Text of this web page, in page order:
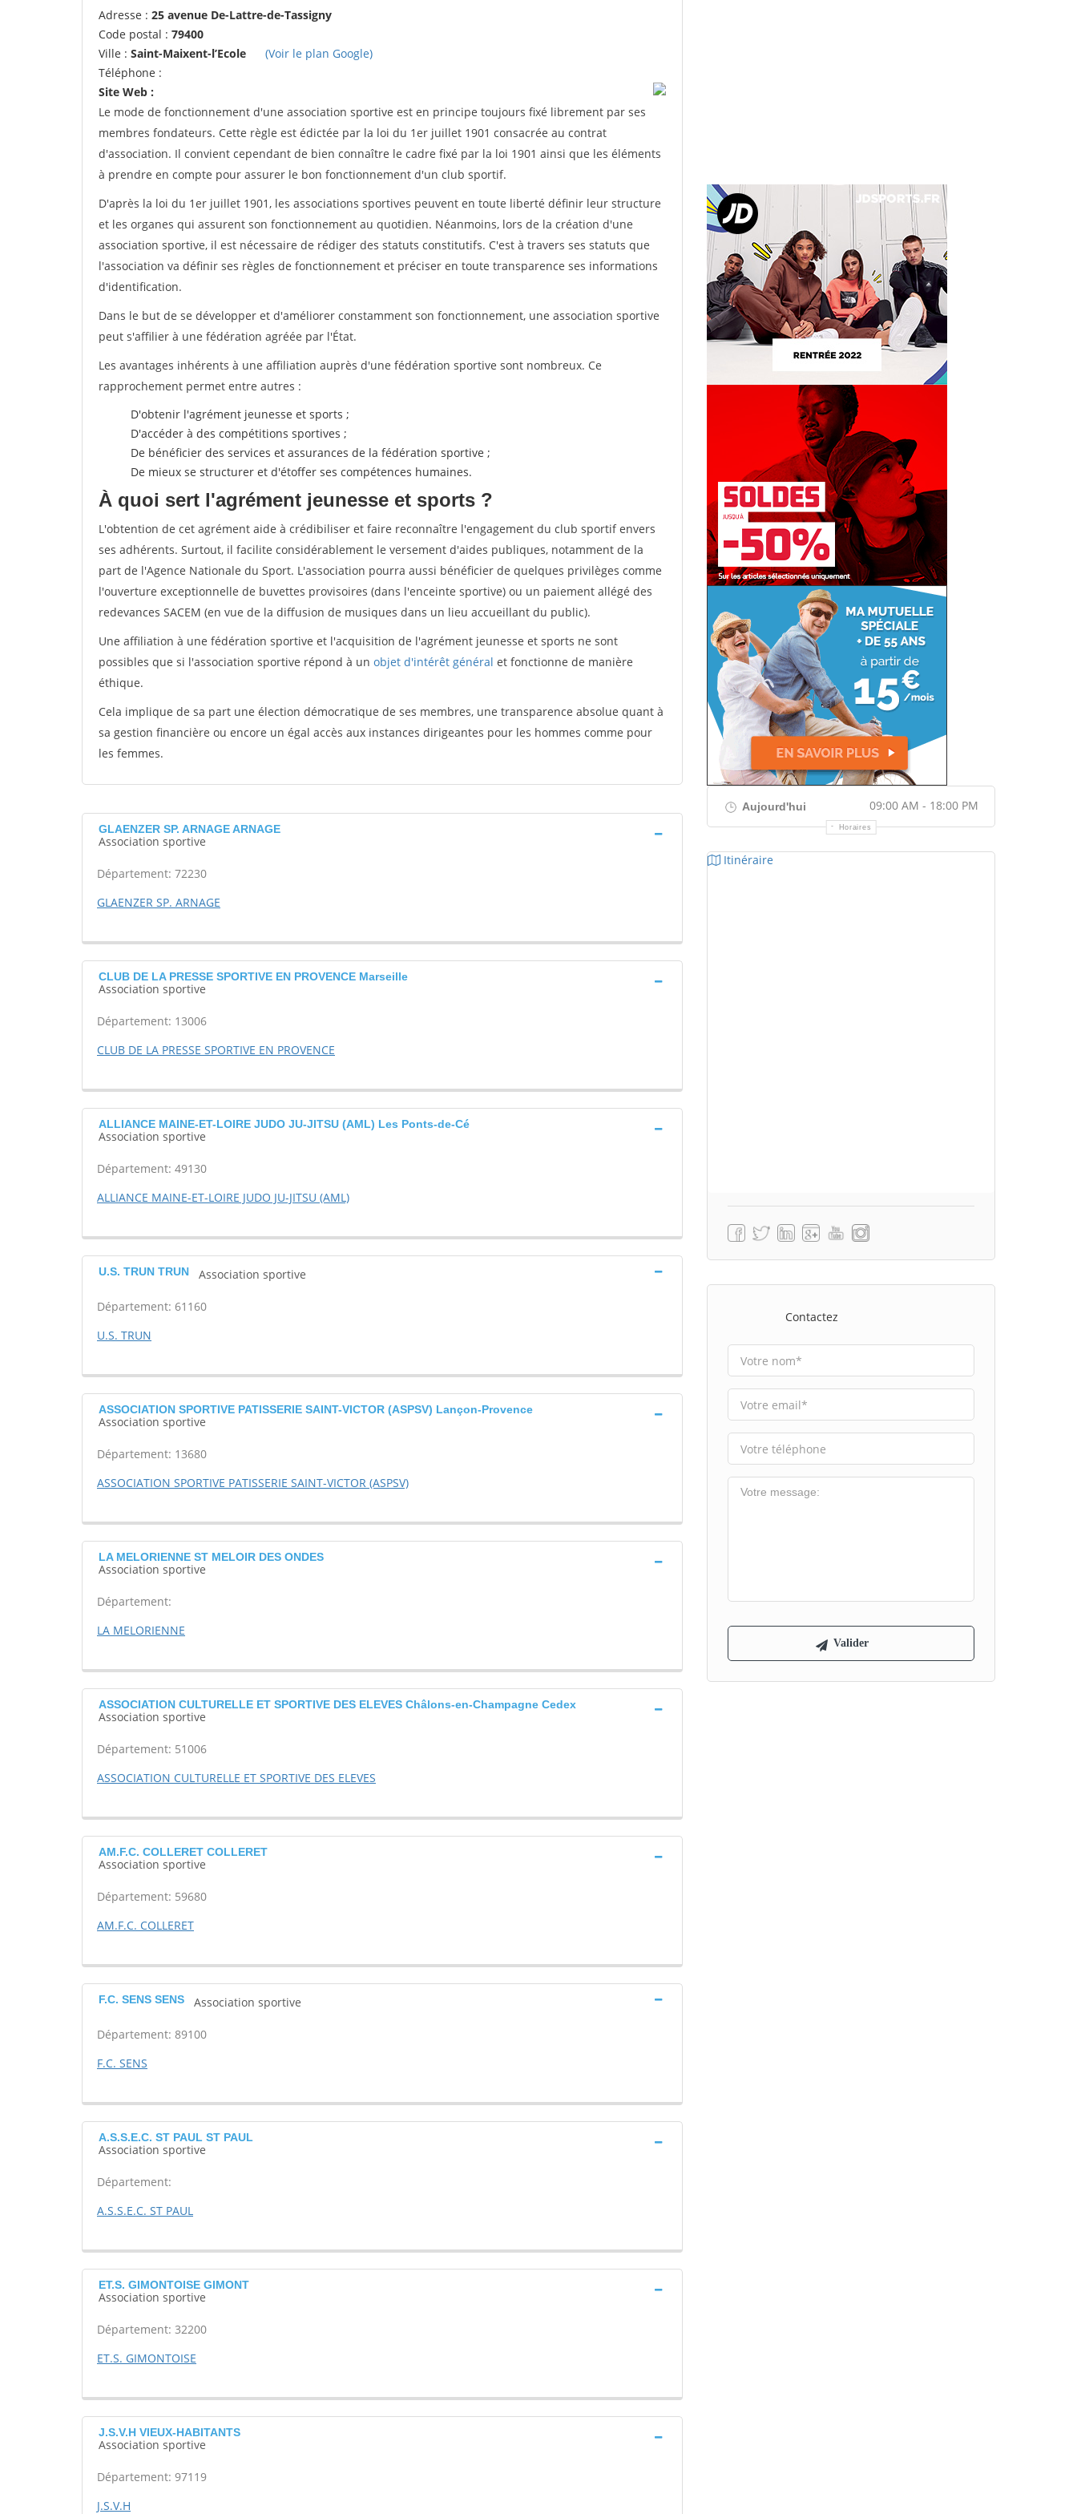
Adresse : 25 avenue De-Lattre-de-Tassigny
Code postal : 79400
Ville : Saint-Maixent-l’Ecole
(Voir le plan Google)
Téléphone :
Site Web :
Le mode de fonctionnement d'une association sportive est en principe toujours fixé librement par ses
membres fondateurs. Cette règle est édictée par la loi du 1er juillet 1901 consacrée au contrat
d'association. Il convient cependant de bien connaître le cadre fixé par la loi 1901 ainsi que les éléments
à prendre en compte pour assurer le bon fonctionnement d'un club sportif.
D'après la loi du 1er juillet 1901, les associations sportives peuvent en toute liberté définir leur structure
et les organes qui assurent son fonctionnement au quotidien. Néanmoins, lors de la création d'une
association sportive, il est nécessaire de rédiger des statuts constitutifs. C'est à travers ses statuts que
l'association va définir ses règles de fonctionnement et préciser en toute transparence ses informations
d'identification.
Dans le but de se développer et d'améliorer constamment son fonctionnement, une association sportive
peut s'affilier à une fédération agréée par l'État.
Les avantages inhérents à une affiliation auprès d'une fédération sportive sont nombreux. Ce
rapprochement permet entre autres :
D'obtenir l'agrément jeunesse et sports ;
D'accéder à des compétitions sportives ;
De bénéficier des services et assurances de la fédération sportive ;
De mieux se structurer et d'étoffer ses compétences humaines.
À quoi sert l'agrément jeunesse et sports ?
L'obtention de cet agrément aide à crédibiliser et faire reconnaître l'engagement du club sportif envers
ses adhérents. Surtout, il facilite considérablement le versement d'aides publiques, notamment de la
part de l'Agence Nationale du Sport. L'association pourra aussi bénéficier de quelques privilèges comme
l'ouverture exceptionnelle de buvettes provisoires (dans l'enceinte sportive) ou un paiement allégé des
redevances SACEM (en vue de la diffusion de musiques dans un lieu accueillant du public).
Une affiliation à une fédération sportive et l'acquisition de l'agrément jeunesse et sports ne sont
possibles que si l'association sportive répond à un objet d'intérêt général et fonctionne de manière
éthique.
Cela implique de sa part une élection démocratique de ses membres, une transparence absolue quant à
sa gestion financière ou encore un égal accès aux instances dirigeantes pour les hommes comme pour
les femmes.
GLAENZER SP. ARNAGE ARNAGE
Association sportive
Département: 72230
GLAENZER SP. ARNAGE
CLUB DE LA PRESSE SPORTIVE EN PROVENCE Marseille
Association sportive
Département: 13006
CLUB DE LA PRESSE SPORTIVE EN PROVENCE
ALLIANCE MAINE-ET-LOIRE JUDO JU-JITSU (AML) Les Ponts-de-Cé
Association sportive
Département: 49130
ALLIANCE MAINE-ET-LOIRE JUDO JU-JITSU (AML)
U.S. TRUN TRUN Association sportive
Département: 61160
U.S. TRUN
ASSOCIATION SPORTIVE PATISSERIE SAINT-VICTOR (ASPSV) Lançon-Provence
Association sportive
Département: 13680
ASSOCIATION SPORTIVE PATISSERIE SAINT-VICTOR (ASPSV)
LA MELORIENNE ST MELOIR DES ONDES
Association sportive
Département:
LA MELORIENNE
ASSOCIATION CULTURELLE ET SPORTIVE DES ELEVES Châlons-en-Champagne Cedex
Association sportive
Département: 51006
ASSOCIATION CULTURELLE ET SPORTIVE DES ELEVES
AM.F.C. COLLERET COLLERET
Association sportive
Département: 59680
AM.F.C. COLLERET
F.C. SENS SENS Association sportive
Département: 89100
F.C. SENS
A.S.S.E.C. ST PAUL ST PAUL
Association sportive
Département:
A.S.S.E.C. ST PAUL
ET.S. GIMONTOISE GIMONT
Association sportive
Département: 32200
ET.S. GIMONTOISE
J.S.V.H VIEUX-HABITANTS
Association sportive
Département: 97119
J.S.V.H
Aujourd'hui 09:00 AM - 18:00 PM
Horaires
Itinéraire
Contactez